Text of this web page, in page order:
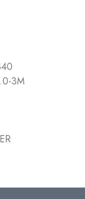
3M